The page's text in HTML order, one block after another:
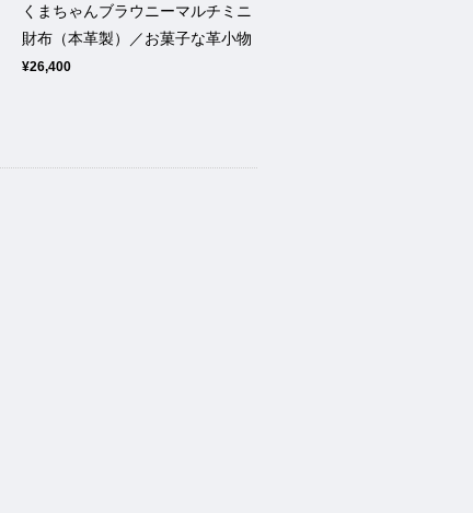
くまちゃんブラウニーマルチミニ
財布（本革製）／お菓子な革小物
¥26,400